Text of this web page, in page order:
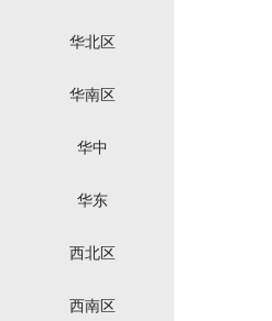
华北区
华南区
华中
华东
西北区
西南区